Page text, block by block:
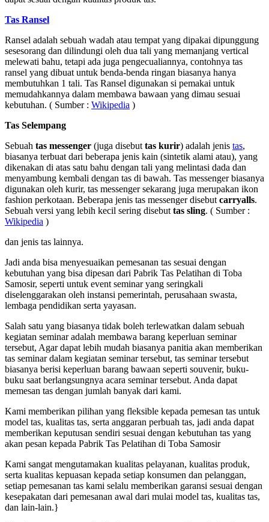
Tas Ransel
Ransel adalah sebuah wadah atau tempat yang dipakai dipunggung
sesesorang dan dilindungi oleh dua tali yang memanjang vertical
melewati bahu, tetapi ada juga pengecualiannya, contohnya tas
ransel yang dibuat untuk benda-benda ringan biasanya hanya
membutuhkan 1 tali. Tas Ransel digunakan si pemakai untuk
memudahkannya dalam membawa bawaan yang dimau sesuai
kebutuhan. ( Sumber : Wikipedia )
Tas Selempang
Sebuah tas messenger (juga disebut tas kurir) adalah jenis tas,
biasanya terbuat dari beberapa jenis kain (sintetik alami atau), yang
dikenakan di atas satu bahu dengan tali yang melintasi dada dan
menyambung kembali dengan tas di bawah. Tas messenger biasanya
digunakan oleh kurir, tas messenger sekarang juga merupakan ikon
fashion perkotaan. Beberapa jenis tas messenger disebut carryalls.
Sebuah versi yang lebih kecil sering disebut tas sling. ( Sumber :
Wikipedia )
dan jenis tas lainnya.
Jadi anda bisa menyesuaikan pemesanan tas sesuai dengan
kebutuhan yang bisa dipesan dari Pabrik Tas Pelatihan di Toba
Samosir, seperti untuk event seminar yang seringkali
diselenggarakan oleh instansi pemerintah, perusahaan swasta,
lembaga pendidikan serta yayasan.
Salah satu yang biasanya tidak boleh terlewatkan dalam sebuah
kegiatan seminar adalah membawa barang keperluan seminar
tersebut, Agar dapat lebih mudah biasanya panitia akan memberikan
tas seminar dalam kegiatan seminar tersebut, tas seminar tersebut
biasanya berisi keperluan barang bawaan seperti souvenir, buku-
buku saat berlangsungnya acara seminar tersebut. Anda dapat
memesan tas dengan jumlah banyak dari kami.
Kami memberikan pilihan yang fleksible kepada pemesan tas untuk
model tas, kualitas tas, serta anggaran perbuah tas, jadi anda dapat
memberikan keputusan sendiri sesuai dengan kebutuhan tas yang
akan pesan kepada Pabrik Tas Pelatihan di Toba Samosir
Kami sangat mengutamakan kualitas pelayanan, kualitas produk,
serta kualitas kepuasan kepada setiap konsumen dan pelanggan,
setiap pemesanan tas kami selalu memberikan garansi sesuai dengan
kesepakatan dari pemesanan awal dari mulai model tas, kualitas tas,
dan lain-lain.}